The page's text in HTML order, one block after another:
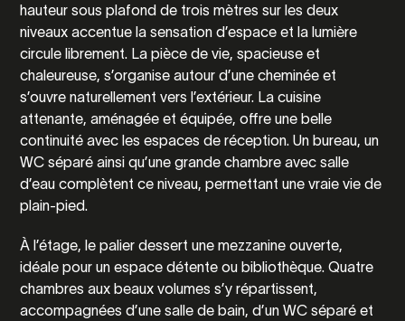
hauteur sous plafond de trois mètres sur les deux
niveaux accentue la sensation d’espace et la lumière
circule librement. La pièce de vie, spacieuse et
chaleureuse, s’organise autour d’une cheminée et
s’ouvre naturellement vers l’extérieur. La cuisine
attenante, aménagée et équipée, offre une belle
continuité avec les espaces de réception. Un bureau, un
WC séparé ainsi qu’une grande chambre avec salle
d’eau complètent ce niveau, permettant une vraie vie de
plain-pied.
À l’étage, le palier dessert une mezzanine ouverte,
idéale pour un espace détente ou bibliothèque. Quatre
chambres aux beaux volumes s’y répartissent,
accompagnées d’une salle de bain, d’un WC séparé et